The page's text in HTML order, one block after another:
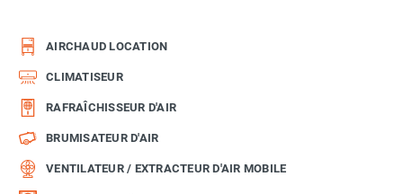
AIRCHAUD LOCATION
CLIMATISEUR
RAFRAÎCHISSEUR D'AIR
BRUMISATEUR D'AIR
VENTILATEUR / EXTRACTEUR D'AIR MOBILE